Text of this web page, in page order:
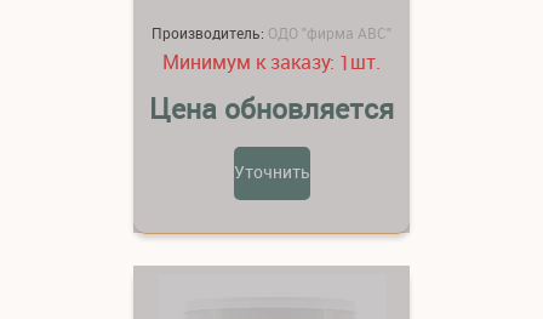
Производитель: ОДО "фирма АВС"
Минимум к заказу: 1шт.
Цена обновляется
Уточнить